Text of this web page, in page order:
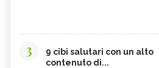
3
9 cibi salutari con un alto
contenuto di...